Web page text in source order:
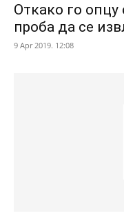
Откако го опцу
проба да се
9 Apr 2019. 12:08